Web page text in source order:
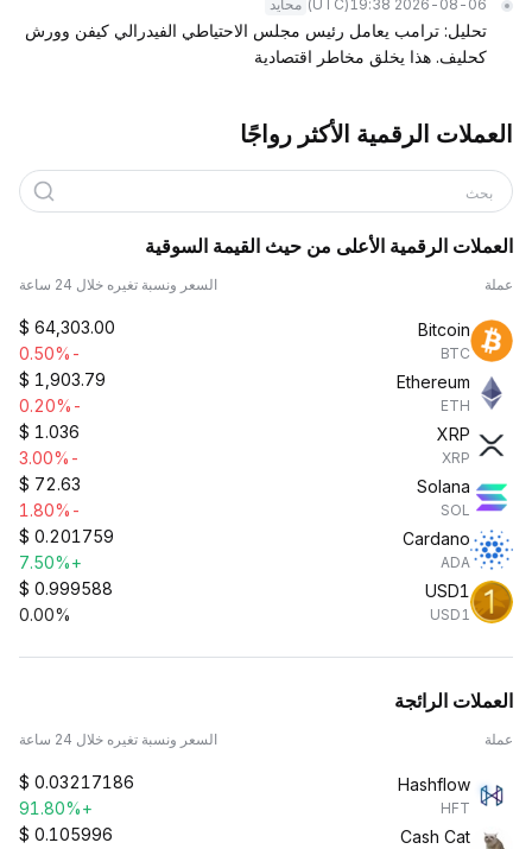
2026-08-06 19:38
(UTC) محايد
تحليل: ترامب يعامل رئيس مجلس الاحتياطي الفيدرالي كيفن وورش
كحليف. هذا يخلق مخاطر اقتصادية
العملات الرقمية الأكثر رواجًا
بحث
العملات الرقمية الأعلى من حيث القيمة السوقية
عملة السعر ونسبة تغيره خلال 24 ساعة
Bitcoin
BTC
$ 64,303.00
-0.50%
Ethereum
ETH
$ 1,903.79
-0.20%
XRP
XRP
$ 1.036
-3.00%
Solana
SOL
$ 72.63
-1.80%
Cardano
ADA
$ 0.201759
+7.50%
USD1
USD1
$ 0.999588
0.00%
العملات الرائجة
عملة السعر ونسبة تغيره خلال 24 ساعة
Hashflow
HFT
$ 0.03217186
+91.80%
Cash Cat
$ 0.105996